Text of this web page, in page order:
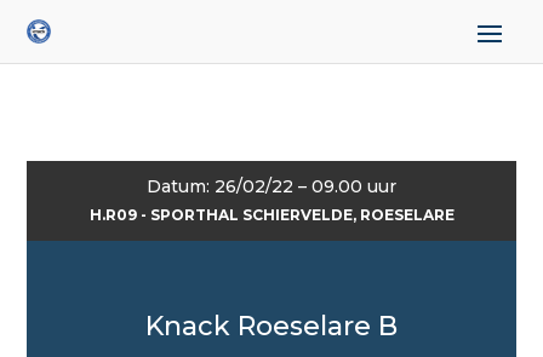
Datum: 26/02/22 – 09.00 uur
H.R09 - SPORTHAL SCHIERVELDE, ROESELARE
Knack Roeselare B